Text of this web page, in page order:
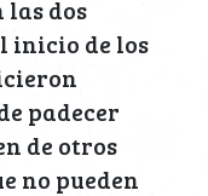
dos
inicio de los
padecer
de otros
no pueden